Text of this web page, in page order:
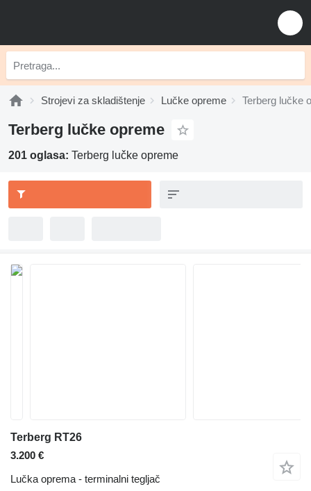
Strojevi za skladištenje Lučke opreme Terberg lučke
Terberg lučke opreme
201 oglasa: Terberg lučke opreme
Terberg RT26
3.200 €
Lučka oprema - terminalni tegljač